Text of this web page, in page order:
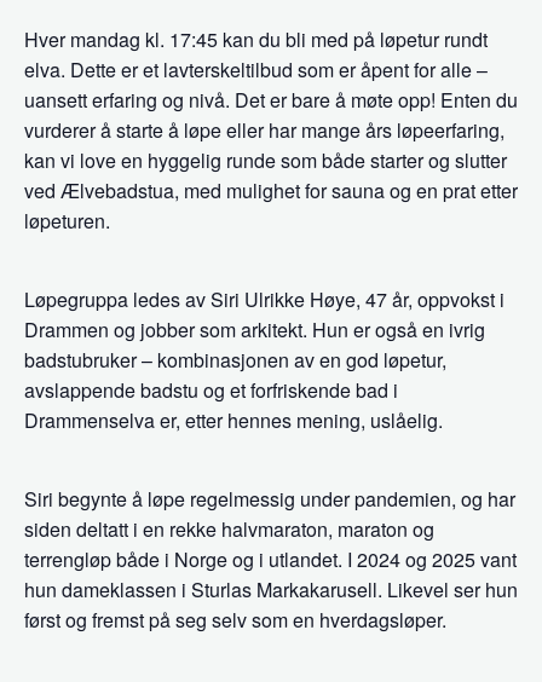
Hver mandag kl. 17:45 kan du bli med på løpetur rundt
elva. Dette er et lavterskeltilbud som er åpent for alle –
uansett erfaring og nivå. Det er bare å møte opp! Enten du
vurderer å starte å løpe eller har mange års løpeerfaring,
kan vi love en hyggelig runde som både starter og slutter
ved Ælvebadstua, med mulighet for sauna og en prat etter
løpeturen.
Løpegruppa ledes av Siri Ulrikke Høye, 47 år, oppvokst i
Drammen og jobber som arkitekt. Hun er også en ivrig
badstubruker – kombinasjonen av en god løpetur,
avslappende badstu og et forfriskende bad i
Drammenselva er, etter hennes mening, uslåelig.
Siri begynte å løpe regelmessig under pandemien, og har
siden deltatt i en rekke halvmaraton, maraton og
terrengløp både i Norge og i utlandet. I 2024 og 2025 vant
hun dameklassen i Sturlas Markakarusell. Likevel ser hun
først og fremst på seg selv som en hverdagsløper.